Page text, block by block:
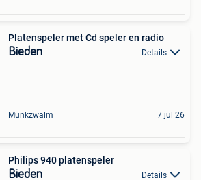
Platenspeler met Cd speler en radio
Bieden Details
Munkzwalm 7 jul 26
Philips 940 platenspeler
Bieden Details